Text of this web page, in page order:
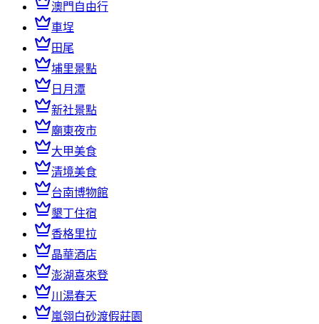
澳門自由行
車埕
田尾
埔里景點
日月潭
新社景點
廟東夜市
大甲美食
清境美食
台南博物館
墾丁住宿
香格里拉
晶華酒店
澎湖喜來登
川湯春天
嵐翎白砂渡假莊園